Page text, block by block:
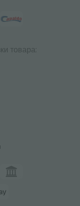
товара: